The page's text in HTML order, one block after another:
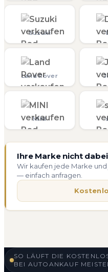
Suzuki
Land Rover
MINI
Ihre Marke nicht
Wir kaufen jede Marke
— einfach anfragen.
SO LÄUFT DIE
BEI AUTOANKAUF